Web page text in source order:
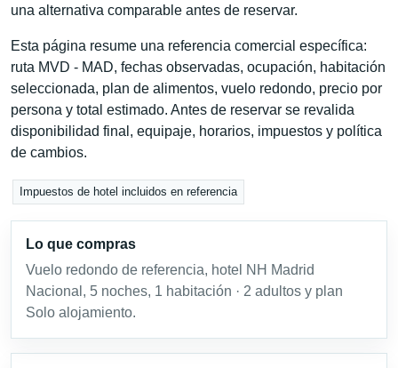
una alternativa comparable antes de reservar.
Esta página resume una referencia comercial específica:
ruta MVD - MAD, fechas observadas, ocupación, habitación
seleccionada, plan de alimentos, vuelo redondo, precio por
persona y total estimado. Antes de reservar se revalida
disponibilidad final, equipaje, horarios, impuestos y política
de cambios.
Impuestos de hotel incluidos en referencia
Lo que compras
Vuelo redondo de referencia, hotel NH Madrid
Nacional, 5 noches, 1 habitación · 2 adultos y plan
Solo alojamiento.